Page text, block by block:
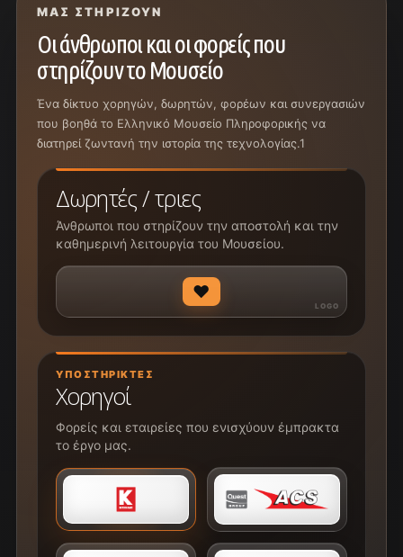
ΜΑΣ ΣΤΗΡΊΖΟΥΝ
Οι άνθρωποι και οι φορείς που
στηρίζουν το Μουσείο
Ένα δίκτυο χορηγών, δωρητών, φορέων και συνεργασιών
που βοηθά το Ελληνικό Μουσείο Πληροφορικής να
διατηρεί ζωντανή την ιστορία της τεχνολογίας.1
Δωρητές / τριες
Άνθρωποι που στηρίζουν την αποστολή και την
καθημερινή λειτουργία του Μουσείου.
♥
ΥΠΟΣΤΗΡΙΚΤΈΣ
Χορηγοί
Φορείς και εταιρείες που ενισχύουν έμπρακτα
το έργο μας.